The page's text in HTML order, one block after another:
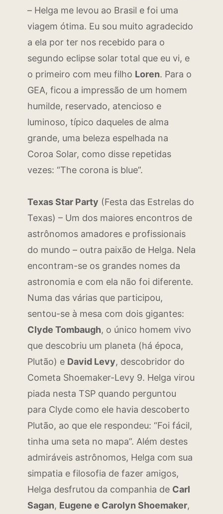
– Helga me levou ao Brasil e foi uma
viagem ótima. Eu sou muito agradecido
a ela por ter nos recebido para o
segundo eclipse solar total que eu vi, e
o primeiro com meu filho Loren. Para o
GEA, ficou a impressão de um homem
humilde, reservado, atencioso e
luminoso, típico daqueles de alma
grande, uma beleza espelhada na
Coroa Solar, como disse repetidas
vezes: “The corona is blue”.
Texas Star Party (Festa das Estrelas do
Texas) – Um dos maiores encontros de
astrônomos amadores e profissionais
do mundo – outra paixão de Helga. Nela
encontram-se os grandes nomes da
astronomia e com ela não foi diferente.
Numa das várias que participou,
sentou-se à mesa com dois gigantes:
Clyde Tombaugh, o único homem vivo
que descobriu um planeta (há época,
Plutão) e David Levy, descobridor do
Cometa Shoemaker-Levy 9. Helga virou
piada nesta TSP quando perguntou
para Clyde como ele havia descoberto
Plutão, ao que ele respondeu: “Foi fácil,
tinha uma seta no mapa”. Além destes
admiráveis astrônomos, Helga com sua
simpatia e filosofia de fazer amigos,
Helga desfrutou da companhia de Carl
Sagan, Eugene e Carolyn Shoemaker,